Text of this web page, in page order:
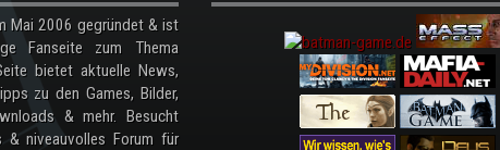
Mai 2006 gegründet & ist
Fanseite zum Thema
bietet aktuelle News,
zu den Games, Bilder,
& mehr. Besucht
& niveauvolles Forum für